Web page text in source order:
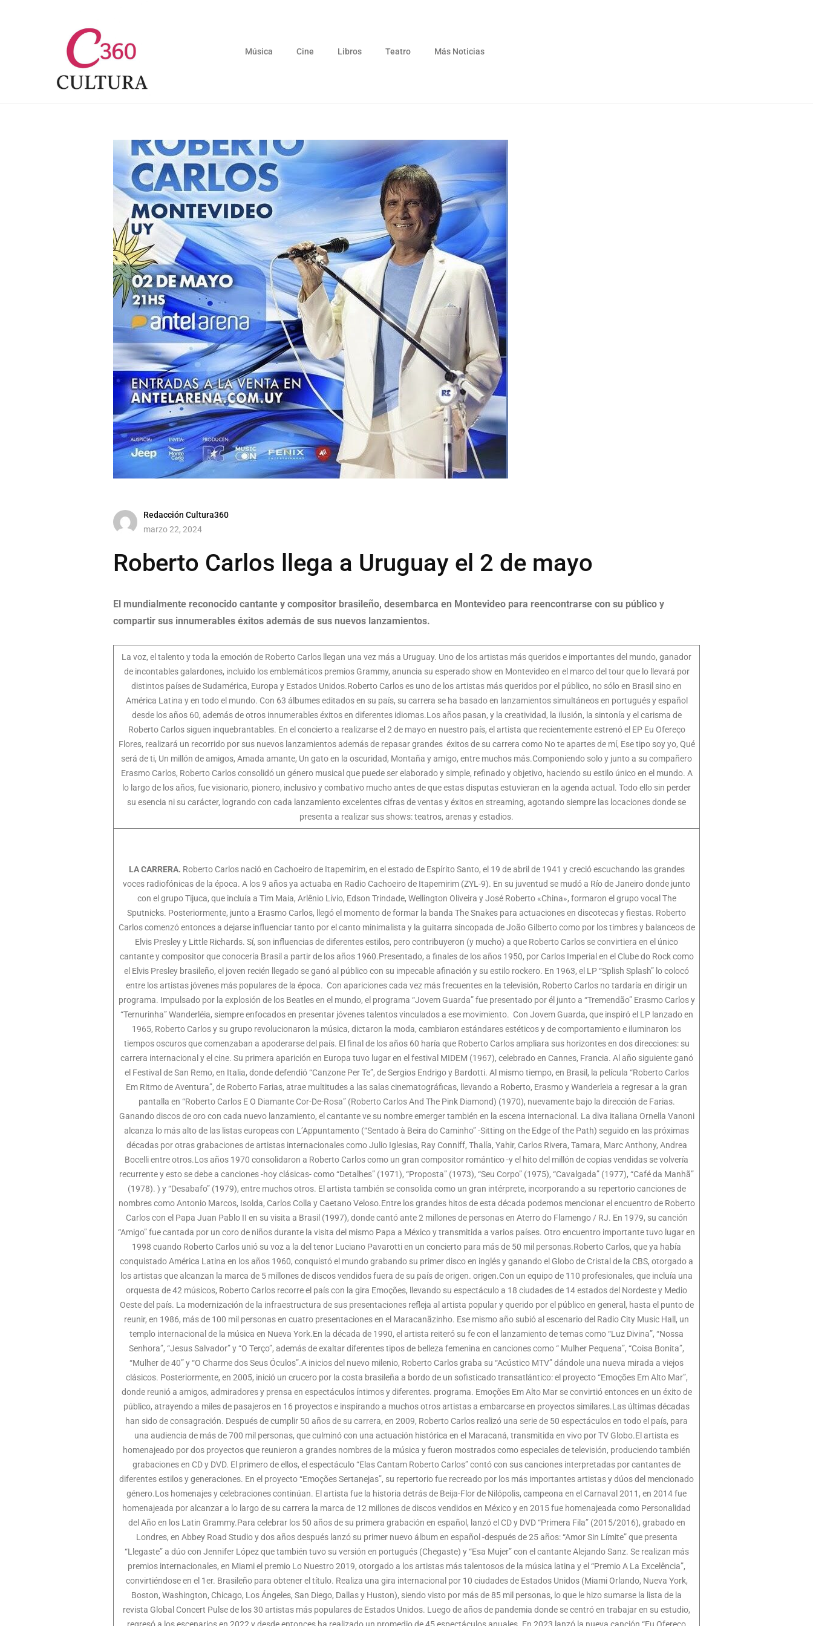
Música Cine Libros Teatro Más Noticias
Redacción Cultura360
marzo 22, 2024
Roberto Carlos llega a Uruguay el 2 de mayo
El mundialmente reconocido cantante y compositor brasileño, desembarca en Montevideo para reencontrarse con su público y
compartir sus innumerables éxitos además de sus nuevos lanzamientos.
La voz, el talento y toda la emoción de Roberto Carlos llegan una vez más a Uruguay. Uno de los artistas más queridos e importantes del mundo, ganador
de incontables galardones, incluido los emblemáticos premios Grammy, anuncia su esperado show en Montevideo en el marco del tour que lo llevará por
distintos países de Sudamérica, Europa y Estados Unidos.Roberto Carlos es uno de los artistas más queridos por el público, no sólo en Brasil sino en
América Latina y en todo el mundo. Con 63 álbumes editados en su país, su carrera se ha basado en lanzamientos simultáneos en portugués y español
desde los años 60, además de otros innumerables éxitos en diferentes idiomas.Los años pasan, y la creatividad, la ilusión, la sintonía y el carisma de
Roberto Carlos siguen inquebrantables. En el concierto a realizarse el 2 de mayo en nuestro país, el artista que recientemente estrenó el EP Eu Ofereço
Flores, realizará un recorrido por sus nuevos lanzamientos además de repasar grandes éxitos de su carrera como No te apartes de mí, Ese tipo soy yo, Qué
será de ti, Un millón de amigos, Amada amante, Un gato en la oscuridad, Montaña y amigo, entre muchos más.Componiendo solo y junto a su compañero
Erasmo Carlos, Roberto Carlos consolidó un género musical que puede ser elaborado y simple, refinado y objetivo, haciendo su estilo único en el mundo. A
lo largo de los años, fue visionario, pionero, inclusivo y combativo mucho antes de que estas disputas estuvieran en la agenda actual. Todo ello sin perder
su esencia ni su carácter, logrando con cada lanzamiento excelentes cifras de ventas y éxitos en streaming, agotando siempre las locaciones donde se
presenta a realizar sus shows: teatros, arenas y estadios.
LA CARRERA. Roberto Carlos nació en Cachoeiro de Itapemirim, en el estado de Espírito Santo, el 19 de abril de 1941 y creció escuchando las grandes
voces radiofónicas de la época. A los 9 años ya actuaba en Radio Cachoeiro de Itapemirim (ZYL-9). En su juventud se mudó a Río de Janeiro donde junto
con el grupo Tijuca, que incluía a Tim Maia, Arlênio Lívio, Edson Trindade, Wellington Oliveira y José Roberto «China», formaron el grupo vocal The
Sputnicks. Posteriormente, junto a Erasmo Carlos, llegó el momento de formar la banda The Snakes para actuaciones en discotecas y fiestas. Roberto
Carlos comenzó entonces a dejarse influenciar tanto por el canto minimalista y la guitarra sincopada de João Gilberto como por los timbres y balanceos de
Elvis Presley y Little Richards. Sí, son influencias de diferentes estilos, pero contribuyeron (y mucho) a que Roberto Carlos se convirtiera en el único
cantante y compositor que conocería Brasil a partir de los años 1960.Presentado, a finales de los años 1950, por Carlos Imperial en el Clube do Rock como
el Elvis Presley brasileño, el joven recién llegado se ganó al público con su impecable afinación y su estilo rockero. En 1963, el LP “Splish Splash” lo colocó
entre los artistas jóvenes más populares de la época. Con apariciones cada vez más frecuentes en la televisión, Roberto Carlos no tardaría en dirigir un
programa. Impulsado por la explosión de los Beatles en el mundo, el programa “Jovem Guarda” fue presentado por él junto a “Tremendão” Erasmo Carlos y
“Ternurinha” Wanderléia, siempre enfocados en presentar jóvenes talentos vinculados a ese movimiento. Con Jovem Guarda, que inspiró el LP lanzado en
1965, Roberto Carlos y su grupo revolucionaron la música, dictaron la moda, cambiaron estándares estéticos y de comportamiento e iluminaron los
tiempos oscuros que comenzaban a apoderarse del país. El final de los años 60 haría que Roberto Carlos ampliara sus horizontes en dos direcciones: su
carrera internacional y el cine. Su primera aparición en Europa tuvo lugar en el festival MIDEM (1967), celebrado en Cannes, Francia. Al año siguiente ganó
el Festival de San Remo, en Italia, donde defendió “Canzone Per Te”, de Sergios Endrigo y Bardotti. Al mismo tiempo, en Brasil, la película “Roberto Carlos
Em Ritmo de Aventura”, de Roberto Farias, atrae multitudes a las salas cinematográficas, llevando a Roberto, Erasmo y Wanderleia a regresar a la gran
pantalla en “Roberto Carlos E O Diamante Cor-De-Rosa” (Roberto Carlos And The Pink Diamond) (1970), nuevamente bajo la dirección de Farias.
Ganando discos de oro con cada nuevo lanzamiento, el cantante ve su nombre emerger también en la escena internacional. La diva italiana Ornella Vanoni
alcanza lo más alto de las listas europeas con L’Appuntamento (“Sentado à Beira do Caminho” -Sitting on the Edge of the Path) seguido en las próximas
décadas por otras grabaciones de artistas internacionales como Julio Iglesias, Ray Conniff, Thalía, Yahir, Carlos Rivera, Tamara, Marc Anthony, Andrea
Bocelli entre otros.Los años 1970 consolidaron a Roberto Carlos como un gran compositor romántico -y el hito del millón de copias vendidas se volvería
recurrente y esto se debe a canciones -hoy clásicas- como “Detalhes” (1971), “Proposta” (1973), “Seu Corpo” (1975), “Cavalgada” (1977), “Café da Manhã”
(1978). ) y “Desabafo” (1979), entre muchos otros. El artista también se consolida como un gran intérprete, incorporando a su repertorio canciones de
nombres como Antonio Marcos, Isolda, Carlos Colla y Caetano Veloso.Entre los grandes hitos de esta década podemos mencionar el encuentro de Roberto
Carlos con el Papa Juan Pablo II en su visita a Brasil (1997), donde cantó ante 2 millones de personas en Aterro do Flamengo / RJ. En 1979, su canción
“Amigo” fue cantada por un coro de niños durante la visita del mismo Papa a México y transmitida a varios países. Otro encuentro importante tuvo lugar en
1998 cuando Roberto Carlos unió su voz a la del tenor Luciano Pavarotti en un concierto para más de 50 mil personas.Roberto Carlos, que ya había
conquistado América Latina en los años 1960, conquistó el mundo grabando su primer disco en inglés y ganando el Globo de Cristal de la CBS, otorgado a
los artistas que alcanzan la marca de 5 millones de discos vendidos fuera de su país de origen. origen.Con un equipo de 110 profesionales, que incluía una
orquesta de 42 músicos, Roberto Carlos recorre el país con la gira Emoções, llevando su espectáculo a 18 ciudades de 14 estados del Nordeste y Medio
Oeste del país. La modernización de la infraestructura de sus presentaciones refleja al artista popular y querido por el público en general, hasta el punto de
reunir, en 1986, más de 100 mil personas en cuatro presentaciones en el Maracanãzinho. Ese mismo año subió al escenario del Radio City Music Hall, un
templo internacional de la música en Nueva York.En la década de 1990, el artista reiteró su fe con el lanzamiento de temas como “Luz Divina”, “Nossa
Senhora”, “Jesus Salvador” y “O Terço”, además de exaltar diferentes tipos de belleza femenina en canciones como “ Mulher Pequena”, “Coisa Bonita”,
“Mulher de 40” y “O Charme dos Seus Óculos”.A inicios del nuevo milenio, Roberto Carlos graba su “Acústico MTV” dándole una nueva mirada a viejos
clásicos. Posteriormente, en 2005, inició un crucero por la costa brasileña a bordo de un sofisticado transatlántico: el proyecto “Emoções Em Alto Mar”,
donde reunió a amigos, admiradores y prensa en espectáculos íntimos y diferentes. programa. Emoções Em Alto Mar se convirtió entonces en un éxito de
público, atrayendo a miles de pasajeros en 16 proyectos e inspirando a muchos otros artistas a embarcarse en proyectos similares.Las últimas décadas
han sido de consagración. Después de cumplir 50 años de su carrera, en 2009, Roberto Carlos realizó una serie de 50 espectáculos en todo el país, para
una audiencia de más de 700 mil personas, que culminó con una actuación histórica en el Maracaná, transmitida en vivo por TV Globo.El artista es
homenajeado por dos proyectos que reunieron a grandes nombres de la música y fueron mostrados como especiales de televisión, produciendo también
grabaciones en CD y DVD. El primero de ellos, el espectáculo “Elas Cantam Roberto Carlos” contó con sus canciones interpretadas por cantantes de
diferentes estilos y generaciones. En el proyecto “Emoções Sertanejas”, su repertorio fue recreado por los más importantes artistas y dúos del mencionado
género.Los homenajes y celebraciones continúan. El artista fue la historia detrás de Beija-Flor de Nilópolis, campeona en el Carnaval 2011, en 2014 fue
homenajeada por alcanzar a lo largo de su carrera la marca de 12 millones de discos vendidos en México y en 2015 fue homenajeada como Personalidad
del Año en los Latin Grammy.Para celebrar los 50 años de su primera grabación en español, lanzó el CD y DVD “Primera Fila” (2015/2016), grabado en
Londres, en Abbey Road Studio y dos años después lanzó su primer nuevo álbum en español -después de 25 años: “Amor Sin Límite” que presenta
“Llegaste” a dúo con Jennifer López que también tuvo su versión en portugués (Chegaste) y “Esa Mujer” con el cantante Alejando Sanz. Se realizan más
premios internacionales, en Miami el premio Lo Nuestro 2019, otorgado a los artistas más talentosos de la música latina y el “Premio A La Excelência”,
convirtiéndose en el 1er. Brasileño para obtener el título. Realiza una gira internacional por 10 ciudades de Estados Unidos (Miami Orlando, Nueva York,
Boston, Washington, Chicago, Los Ángeles, San Diego, Dallas y Huston), siendo visto por más de 85 mil personas, lo que le hizo sumarse la lista de la
revista Global Concert Pulse de los 30 artistas más populares de Estados Unidos. Luego de años de pandemia donde se centró en trabajar en su estudio,